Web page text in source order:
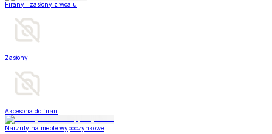
Firany i zasłony z woalu
Zasłony
Akcesoria do firan
Narzuty na meble wypoczynkowe